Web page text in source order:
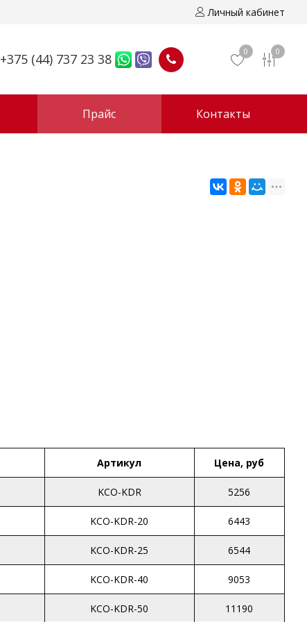
Личный кабинет
+375 (44) 737 23 38 0 0
Прайс Контакты
Артикул Цена, руб
KCO-KDR 5256
KCO-KDR-20 6443
KCO-KDR-25 6544
KCO-KDR-40 9053
KCO-KDR-50 11190